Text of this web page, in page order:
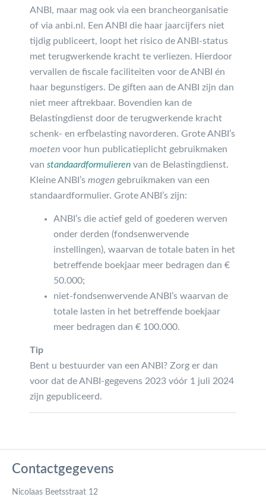
ANBI, maar mag ook via een brancheorganisatie
of via anbi.nl. Een ANBI die haar jaarcijfers niet
tijdig publiceert, loopt het risico de ANBI-status
met terugwerkende kracht te verliezen. Hierdoor
vervallen de fiscale faciliteiten voor de ANBI én
haar begunstigers. De giften aan de ANBI zijn dan
niet meer aftrekbaar. Bovendien kan de
Belastingdienst door de terugwerkende kracht
schenk- en erfbelasting navorderen. Grote ANBI’s
moeten voor hun publicatieplicht gebruikmaken
van standaardformulieren van de Belastingdienst.
Kleine ANBI’s mogen gebruikmaken van een
standaardformulier. Grote ANBI’s zijn:
ANBI’s die actief geld of goederen werven
onder derden (fondsenwervende
instellingen), waarvan de totale baten in het
betreffende boekjaar meer bedragen dan €
50.000;
niet-fondsenwervende ANBI’s waarvan de
totale lasten in het betreffende boekjaar
meer bedragen dan € 100.000.
Tip
Bent u bestuurder van een ANBI? Zorg er dan
voor dat de ANBI-gegevens 2023 vóór 1 juli 2024
zijn gepubliceerd.
Contactgegevens
Nicolaas Beetsstraat 12